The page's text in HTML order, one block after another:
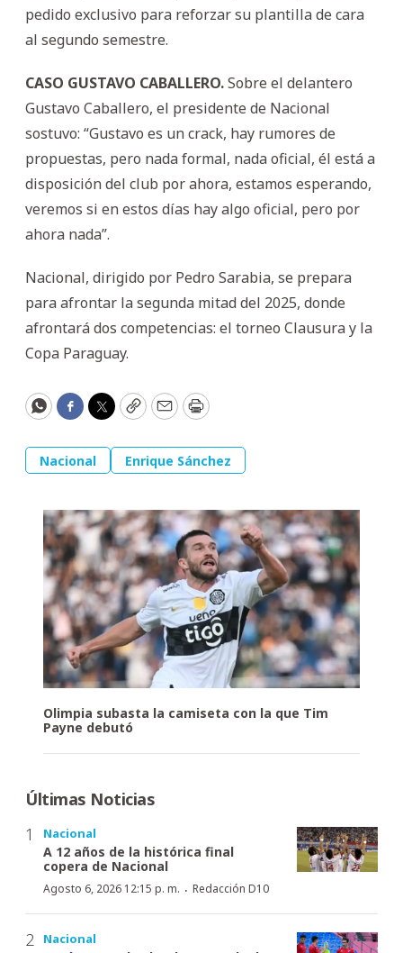
pedido exclusivo para reforzar su plantilla de cara
al segundo semestre.
CASO GUSTAVO CABALLERO.Sobre el delantero
Gustavo Caballero, el presidente de Nacional
sostuvo: “Gustavo es un crack, hay rumores de
propuestas, pero nada formal, nada oficial, él está a
disposición del club por ahora, estamos esperando,
veremos si en estos días hay algo oficial, pero por
ahora nada”.
Nacional, dirigido por Pedro Sarabia, se prepara
para afrontar la segunda mitad del 2025, donde
afrontará dos competencias: el torneo Clausura y la
Copa Paraguay.
WhatsApp
Facebook
Twitter
CopyEmailPrint
Nacional Enrique Sánchez
Olimpia subasta la camiseta con la que Tim
Payne debutó
Últimas Noticias
Nacional
A 12 años de la histórica final
copera de Nacional
Agosto 6, 2026 12:15 p. m. · Redacción D10
Nacional